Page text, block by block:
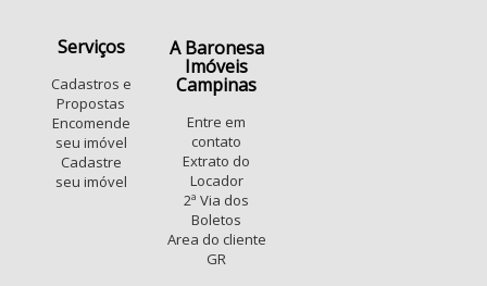
Serviços
Cadastros e
Propostas
Encomende
seu imóvel
Cadastre
seu imóvel
A Baronesa
Imóveis
Campinas
Entre em
contato
Extrato do
Locador
2ª Via dos
Boletos
Area do cliente
GR